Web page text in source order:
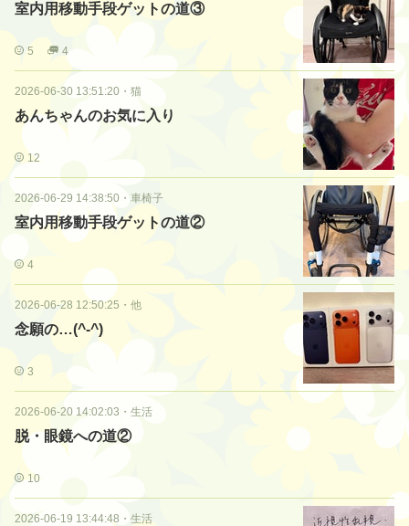
室内用移動手段ゲットの道③
5 4
2026-06-30 13:51:20 ・ 猫
あんちゃんのお気に入り
12
2026-06-29 14:38:50 ・ 車椅子
室内用移動手段ゲットの道②
4
2026-06-28 12:50:25 ・ 他
念願の…(^-^)
3
2026-06-20 14:02:03 ・ 生活
脱・眼鏡への道②
10
2026-06-19 13:44:48 ・ 生活